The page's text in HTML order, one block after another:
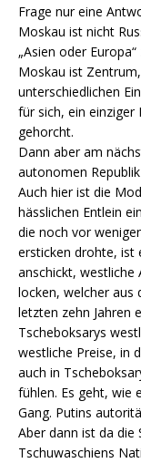
Frage nur eine
Moskau ist nicht
„Asien oder
Moskau ist
unterschiedlichen
für sich, ein einziger
gehorcht.
Dann aber am
autonomen
Auch hier ist die
hässlichen Entlein
die noch vor
ersticken drohte, ist
anschickt, westliche
locken, welcher aus
letzten zehn Jahren
Tscheboksarys
westliche Preise, in
auch in
fühlen. Es geht, wie
Gang. Putins
Aber dann ist da die
Tschuwaschiens